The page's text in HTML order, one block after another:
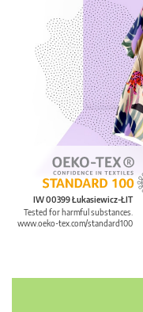
IW 00399 Łukasiewicz-ŁIT
Tested for harmful substances.
www.oeko-tex.com/standard100